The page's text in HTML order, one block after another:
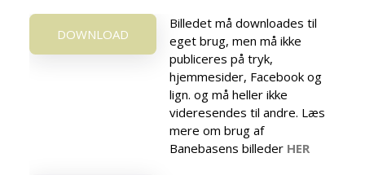
DOWNLOAD
Billedet må downloades til
eget brug, men må ikke
publiceres på tryk,
hjemmesider, Facebook og
lign. og må heller ikke
videresendes til andre. Læs
mere om brug af
Banebasens billeder HER